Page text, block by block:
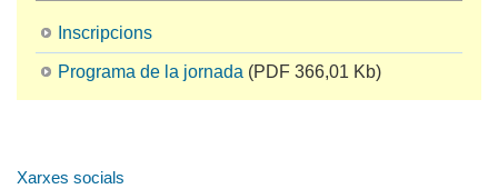
Inscripcions
Programa de la jornada (PDF 366,01 Kb)
Xarxes socials